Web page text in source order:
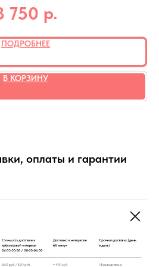
750 р.
ПОДРОБНЕЕ
В КОРЗИНУ
оплаты и гарантии